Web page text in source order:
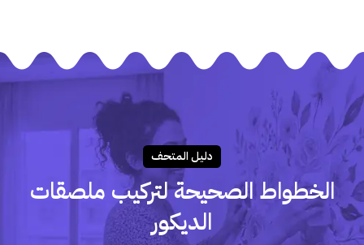
دليـل المتحـف
الخطواط الصحيحة لتركيب ملصقات
الديكور